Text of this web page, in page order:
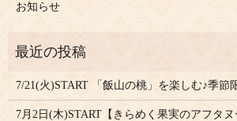
お知らせ
7/21(火)START 「飯山の桃」を楽しむ♪季節
7月2日(木)START【きらめく果実のアフタ